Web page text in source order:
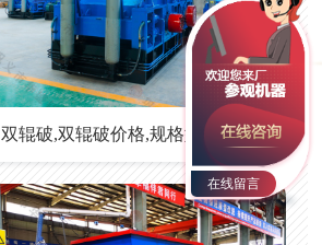
双辊破,双辊破价格,规格型号参数
在线留言